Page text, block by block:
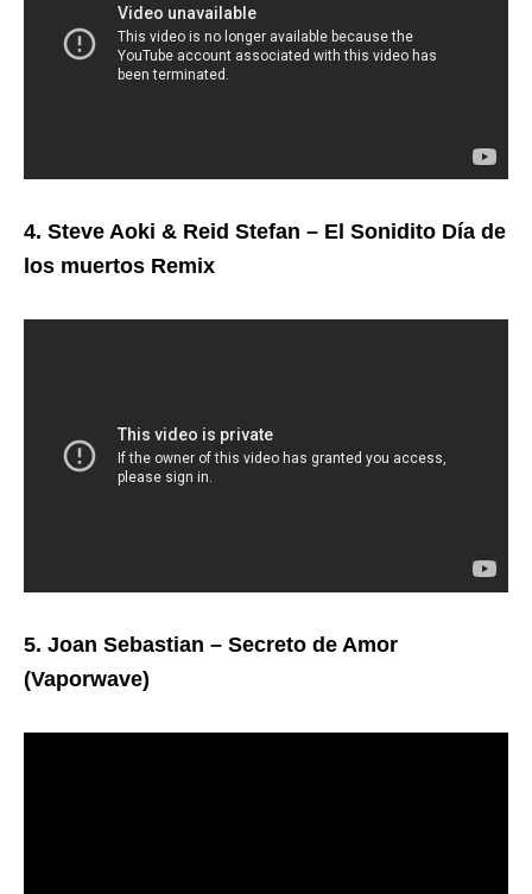
4. Steve Aoki & Reid Stefan – El Sonidito Día de
los muertos Remix
5. Joan Sebastian – Secreto de Amor
(Vaporwave)